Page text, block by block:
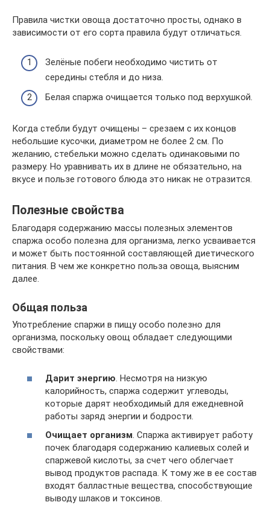
Правила чистки овоща достаточно просты, однако в
зависимости от его сорта правила будут отличаться.
Зелёные побеги необходимо чистить от
середины стебля и до низа.
Белая спаржа очищается только под верхушкой.
Когда стебли будут очищены – срезаем с их концов
небольшие кусочки, диаметром не более 2 см. По
желанию, стебельки можно сделать одинаковыми по
размеру. Но уравнивать их в длине не обязательно, на
вкусе и пользе готового блюда это никак не отразится.
Полезные свойства
Благодаря содержанию массы полезных элементов
спаржа особо полезна для организма, легко усваивается
и может быть постоянной составляющей диетического
питания. В чем же конкретно польза овоща, выясним
далее.
Общая польза
Употребление спаржи в пищу особо полезно для
организма, поскольку овощ обладает следующими
свойствами:
Дарит энергию. Несмотря на низкую
калорийность, спаржа содержит углеводы,
которые дарят необходимый для ежедневной
работы заряд энергии и бодрости.
Очищает организм. Спаржа активирует работу
почек благодаря содержанию калиевых солей и
спаржевой кислоты, за счет чего облегчает
вывод продуктов распада. К тому же в ее состав
входят балластные вещества, способствующие
выводу шлаков и токсинов.